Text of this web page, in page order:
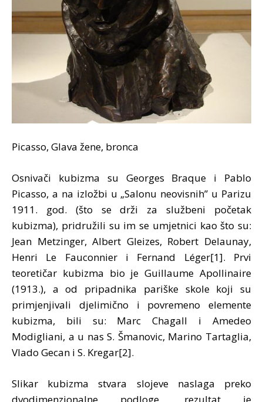
Picasso, Glava žene, bronca
Osnivači kubizma su Georges Braque i Pablo
Picasso, a na izložbi u „Salonu neovisnih” u Parizu
1911. god. (što se drži za službeni početak
kubizma), pridružili su im se umjetnici kao što su:
Jean Metzinger, Albert Gleizes, Robert Delaunay,
Henri Le Fauconnier i Fernand Léger[1]. Prvi
teoretičar kubizma bio je Guillaume Apollinaire
(1913.), a od pripadnika pariške skole koji su
primjenjivali djelimično i povremeno elemente
kubizma, bili su: Marc Chagall i Amedeo
Modigliani, a u nas S. Šmanovic, Marino Tartaglia,
Vlado Gecan i S. Kregar[2].
Slikar kubizma stvara slojeve naslaga preko